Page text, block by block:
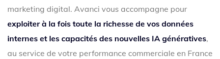
marketing digital. Avanci vous accompagne pour
exploiter à la fois toute la richesse de vos données
internes et les capacités des nouvelles IA génératives,
au service de votre performance commerciale en France